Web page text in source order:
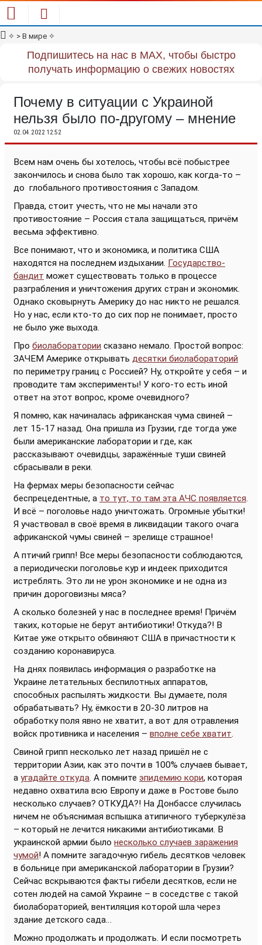
✧ > В мире ✧
Подпишитесь на нас в MAX, чтобы быстро
получать информацию о свежих новостях
Почему в ситуации с Украиной
нельзя было по-другому – мнение
02.04.2022 12:52
Всем нам очень бы хотелось, чтобы всё побыстрее
закончилось и снова было так хорошо, как когда-то –
до глобального противостояния с Западом.
Правда, стоит учесть, что не мы начали это
противостояние – Россия стала защищаться, причём
весьма эффективно.
Все понимают, что и экономика, и политика США
находятся на последнем издыхании. Государство-
бандит может существовать только в процессе
разграбления и уничтожения других стран и экономик.
Однако сковырнуть Америку до нас никто не решался.
Но у нас, если кто-то до сих пор не понимает, просто
не было уже выхода.
Про биолаборатории сказано немало. Простой вопрос:
ЗАЧЕМ Америке открывать десятки биолабораторий
по периметру границ с Россией? Ну, откройте у себя – и
проводите там эксперименты! У кого-то есть иной
ответ на этот вопрос, кроме очевидного?
Я помню, как начиналась африканская чума свиней –
лет 15-17 назад. Она пришла из Грузии, где тогда уже
были американские лаборатории и где, как
рассказывают очевидцы, заражённые туши свиней
сбрасывали в реки.
На фермах меры безопасности сейчас
беспрецедентные, а то тут, то там эта АЧС появляется.
И всё – поголовье надо уничтожать. Огромные убытки!
Я участвовал в своё время в ликвидации такого очага
африканской чумы свиней – зрелище страшное!
А птичий грипп! Все меры безопасности соблюдаются,
а периодически поголовье кур и индеек приходится
истреблять. Это ли не урон экономике и не одна из
причин дороговизны мяса?
А сколько болезней у нас в последнее время! Причём
таких, которые не берут антибиотики! Откуда?! В
Китае уже открыто обвиняют США в причастности к
созданию коронавируса.
На днях появилась информация о разработке на
Украине летательных беспилотных аппаратов,
способных распылять жидкости. Вы думаете, поля
обрабатывать? Ну, ёмкости в 20-30 литров на
обработку поля явно не хватит, а вот для отравления
войск противника и населения – вполне себе хватит.
Свиной грипп несколько лет назад пришёл не с
территории Азии, как это почти в 100% случаев бывает,
а угадайте откуда. А помните эпидемию кори, которая
недавно охватила всю Европу и даже в Ростове было
несколько случаев? ОТКУДА?! На Донбассе случилась
ничем не объяснимая вспышка атипичного туберкулёза
– который не лечится никакими антибиотиками. В
украинской армии было несколько случаев заражения
чумой! А помните загадочную гибель десятков человек
в больнице при американской лаборатории в Грузии?
Сейчас вскрываются факты гибели десятков, если не
сотен людей на самой Украине – в соседстве с такой
биолабораторией, вентиляция которой шла через
здание детского сада…
Можно продолжать и продолжать. И если посмотреть